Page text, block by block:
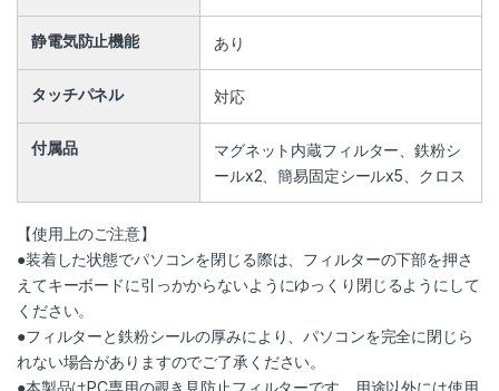
静電気防止機能 あり
タッチパネル 対応
付属品
マグネット内蔵フィルター、鉄粉シ
ールx2、簡易固定シールx5、クロス
【使用上のご注意】
●装着した状態でパソコンを閉じる際は、フィルターの下部を押さ
えてキーボードに引っかからないようにゆっくり閉じるようにして
ください。
●フィルターと鉄粉シールの厚みにより、パソコンを完全に閉じら
れない場合がありますのでご了承ください。
●本製品はPC専用の覗き見防止フィルターです。用途以外には使用